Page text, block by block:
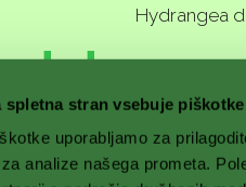
spletna stran vsebuje piškotke
uporabljamo za
analize našega prometa.
Hydrangea